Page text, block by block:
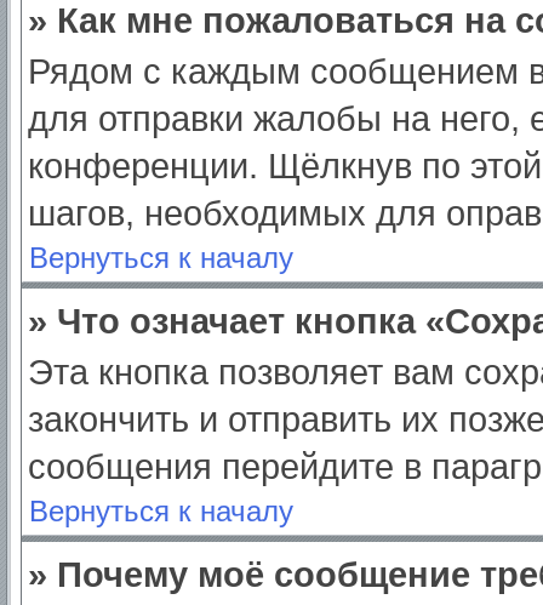
» Как мне пожаловаться на
Рядом с каждым сообщением
для отправки жалобы на него,
конференции. Щёлкнув по
шагов, необходимых для
Вернуться к началу
» Что означает кнопка
Эта кнопка позволяет вам
закончить и отправить их
сообщения перейдите в
Вернуться к началу
» Почему моё сообщение